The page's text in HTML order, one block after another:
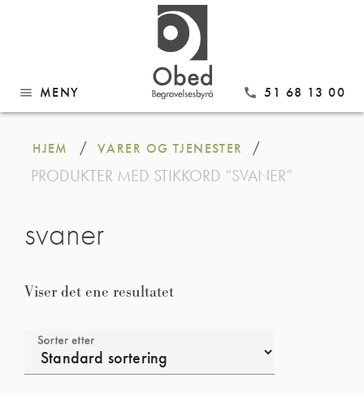
menu MENY call 51 68 13 00
Gå
innhold
HJEM / VARER OG TJENESTER /
PRODUKTER MED STIKKORD “SVANER”
svaner
Viser det ene resultatet
Sorter etter